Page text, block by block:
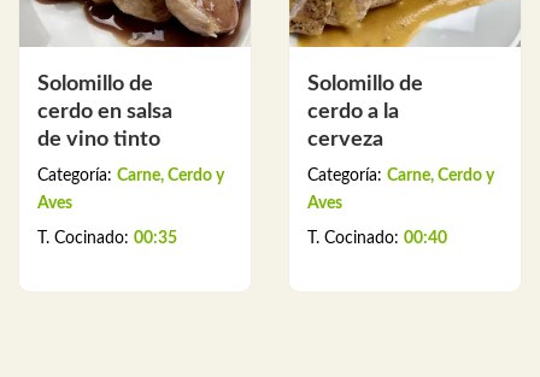
Solomillo de
cerdo en salsa
de vino tinto
Categoría: Carne, Cerdo y
Aves
T. Cocinado: 00:35
Solomillo de
cerdo a la
cerveza
Categoría: Carne, Cerdo y
Aves
T. Cocinado: 00:40